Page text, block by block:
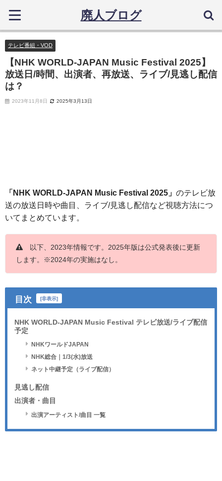
廃人ブログ
テレビ番組・VOD
【NHK WORLD-JAPAN Music Festival 2025】
放送日/時間、出演者、再放送、ライブ/見逃し配信
は？
2023年11月8日 2025年3月13日
「NHK WORLD-JAPAN Music Festival 2025」 のテレビ放
送の放送日時や曲目、ライブ/見逃し配信など視聴方法につ
いてまとめています。
以下、2023年情報です。2025年版は公式発表後に更新
します。※2024年の実施はなし。
目次 [非表示]
NHK WORLD-JAPAN Music Festival テレビ放送/ライブ配信
予定
NHKワールドJAPAN
NHK総合｜1/3(水)放送
ネット中継予定（ライブ配信）
見逃し配信
出演者・曲目
出演アーティスト/曲目 一覧